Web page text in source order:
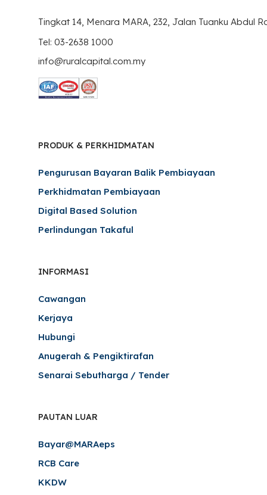
Tingkat 14, Menara MARA, 232, Jalan Tuanku Abdul
Tel: 03-2638 1000
info@ruralcapital.com.my
PRODUK & PERKHIDMATAN
Pengurusan Bayaran Balik Pembiayaan
Perkhidmatan Pembiayaan
Digital Based Solution
Perlindungan Takaful
INFORMASI
Cawangan
Kerjaya
Hubungi
Anugerah & Pengiktirafan
Senarai Sebutharga / Tender
PAUTAN LUAR
Bayar@MARAeps
RCB Care
KKDW